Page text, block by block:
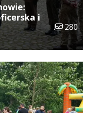
i
Liczba
280